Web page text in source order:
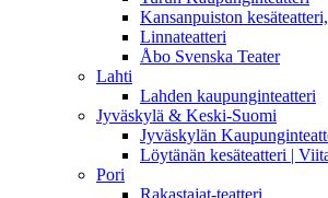
Kansanpuiston
Linnateatteri
Åbo Svenska Teater
Lahti
Lahden kaupunginteatteri
Jyväskylä & Keski-Suomi
Jyväskylän
Löytänän kesäteatteri |
Pori
Rakastajat-teatteri